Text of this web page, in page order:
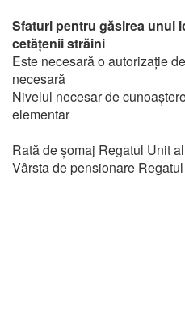
Sfaturi pentru găsirea unui
cetățenii străini
Este necesară o autorizație
necesară
Nivelul necesar de
elementar
Rată de șomaj Regatul Unit
Vârsta de pensionare